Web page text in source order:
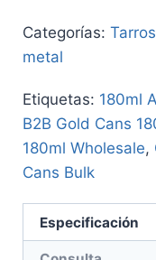
Categorías:
metal
Etiquetas: 180ml
B2B Gold Cans
180ml Wholesale,
Cans Bulk
Especificación